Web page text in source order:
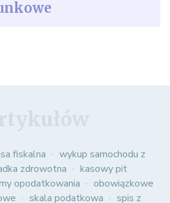
fiskalna
wykup samochodu z
zdrowotna
kasowy pit
opodatkowania
obowiązkowe
skala podatkowa
spis z